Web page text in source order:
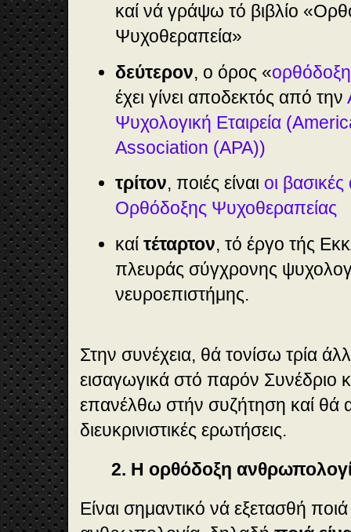
καί νά γράψω τό βιβλίο
Ψυχοθεραπεία»
δεύτερον, ο όρος «
έχει γίνει αποδεκτός από την
Ψυχολογική Εταιρεία
Association (APA))
τρίτον, ποιές είναι οι
Ορθόδοξης Ψυχοθεραπείας
καί τέταρτον, τό έργο τής
πλευράς σύγχρονης
νευροεπιστήμης.
Στην συνέχεια, θά τονίσω τρία
εισαγωγικά στό παρόν Συνέδριο
επανέλθω στήν συζήτηση καί θά
διευκρινιστικές ερωτήσεις.
2. Η ορθόδοξη
Είναι σημαντικό νά εξετασθή